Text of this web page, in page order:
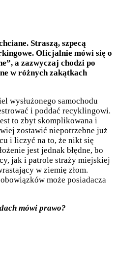
Straszą, szpecą
Oficjalnie mówi się o
a zazwyczaj chodzi po
w różnych zakątkach
wysłużonego samochodu
i poddać recyklingowi.
to zbyt skomplikowana i
zostawić niepotrzebne już
i liczyć na to, że nikt się
jest jednak błędne, bo
jak i patrole straży miejskiej
w ziemię złom.
może posiadacza
mówi prawo?